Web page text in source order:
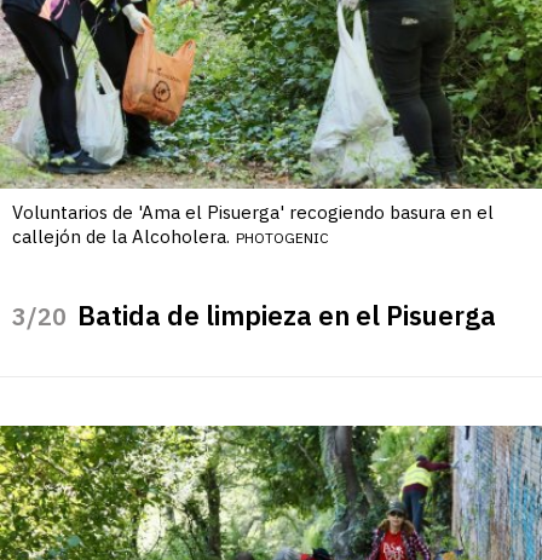
Voluntarios de 'Ama el Pisuerga' recogiendo basura en el
callejón de la Alcoholera. PHOTOGENIC
/20 Batida de limpieza en el Pisuerga